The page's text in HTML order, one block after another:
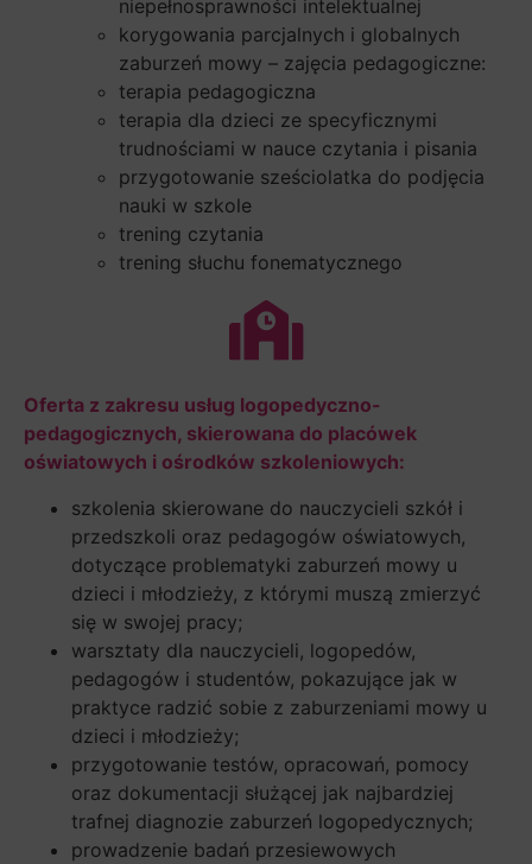
niepełnosprawności intelektualnej
korygowania parcjalnych i globalnych
zaburzeń mowy – zajęcia pedagogiczne:
terapia pedagogiczna
terapia dla dzieci ze specyficznymi
trudnościami w nauce czytania i pisania
przygotowanie sześciolatka do podjęcia
nauki w szkole
trening czytania
trening słuchu fonematycznego
Oferta z zakresu usług logopedyczno-
pedagogicznych, skierowana do placówek
oświatowych i ośrodków szkoleniowych:
szkolenia skierowane do nauczycieli szkół i
przedszkoli oraz pedagogów oświatowych,
dotyczące problematyki zaburzeń mowy u
dzieci i młodzieży, z którymi muszą zmierzyć
się w swojej pracy;
warsztaty dla nauczycieli, logopedów,
pedagogów i studentów, pokazujące jak w
praktyce radzić sobie z zaburzeniami mowy u
dzieci i młodzieży;
przygotowanie testów, opracowań, pomocy
oraz dokumentacji służącej jak najbardziej
trafnej diagnozie zaburzeń logopedycznych;
prowadzenie badań przesiewowych